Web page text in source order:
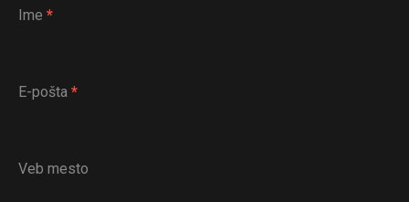
Ime *
E-pošta *
Veb mesto